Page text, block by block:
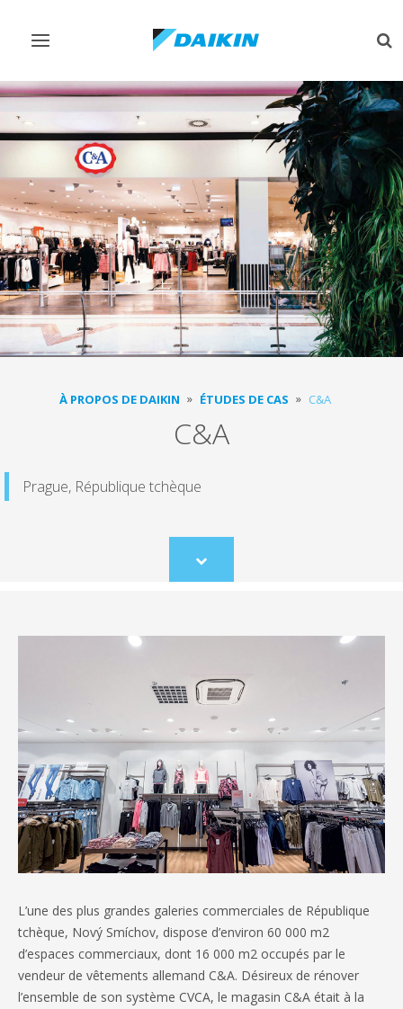
Afficher/masquer
À PROPOS DE DAIKIN ÉTUDES DE CAS C&A
C&A
Prague, République tchèque
Scroll
to
L’une des plus grandes galeries commerciales de République
tchèque, Nový Smíchov, dispose d’environ 60 000 m2
d’espaces commerciaux, dont 16 000 m2 occupés par le
vendeur de vêtements allemand C&A. Désireux de rénover
l’ensemble de son système CVCA, le magasin C&A était à la